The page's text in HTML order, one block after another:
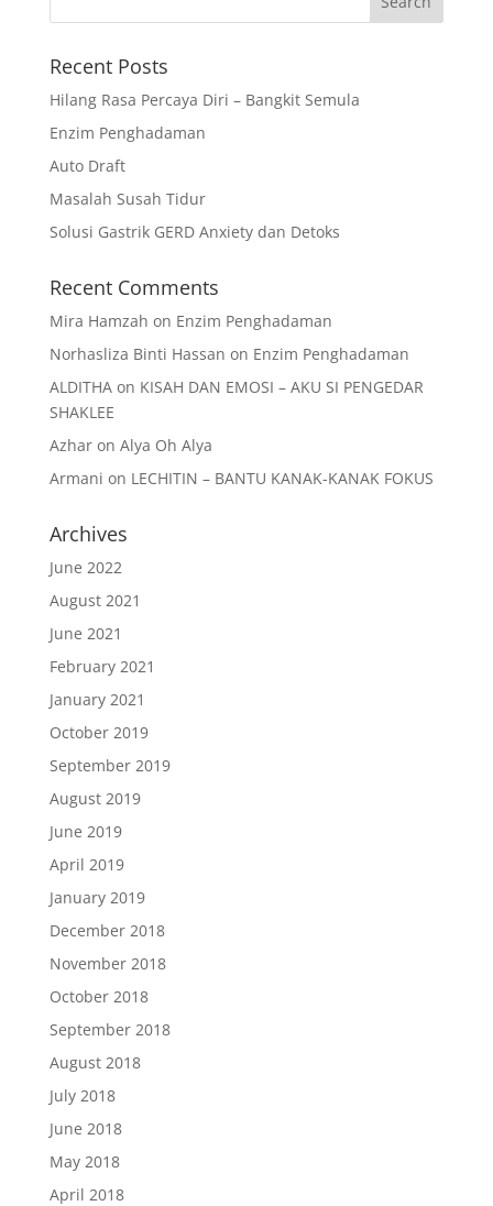
Recent Posts
Hilang Rasa Percaya Diri – Bangkit Semula
Enzim Penghadaman
Auto Draft
Masalah Susah Tidur
Solusi Gastrik GERD Anxiety dan Detoks
Recent Comments
Mira Hamzah on Enzim Penghadaman
Norhasliza Binti Hassan on Enzim Penghadaman
ALDITHAon KISAH DAN EMOSI – AKU SI PENGEDAR
SHAKLEE
Azharon Alya Oh Alya
Armani on LECHITIN – BANTU KANAK-KANAK FOKUS
Archives
June 2022
August 2021
June 2021
February 2021
January 2021
October 2019
September 2019
August 2019
June 2019
April 2019
January 2019
December 2018
November 2018
October 2018
September 2018
August 2018
July 2018
June 2018
May 2018
April 2018